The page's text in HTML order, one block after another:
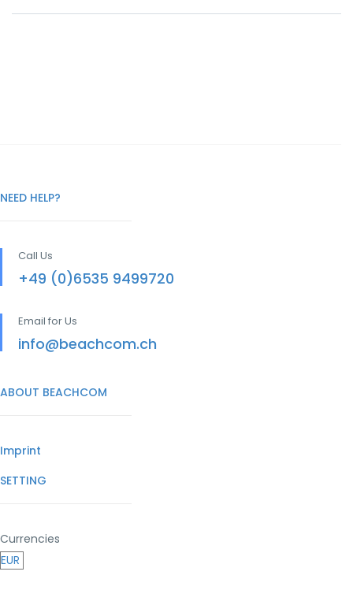
NEED HELP?
Call Us
+49 (0)6535 9499720
Email for Us
info@beachcom.ch
ABOUT BEACHCOM
Imprint
SETTING
Currencies